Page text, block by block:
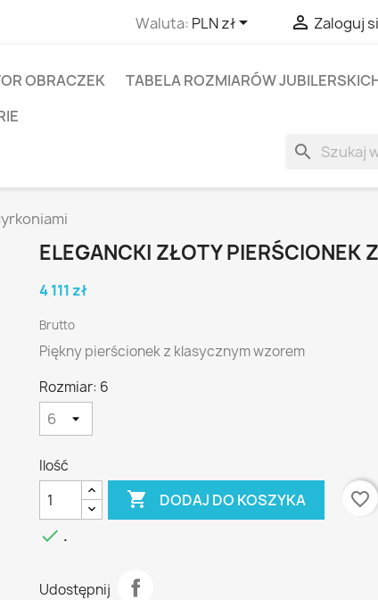
Waluta: PLN zł  Zaloguj
OBRACZEK
TABELA ROZMIARÓW
search
ELEGANCKI ZŁOTY PIERŚCIONEK
4 111 zł
Brutto
Piękny pierścionek z klasycznym wzorem
Rozmiar: 6
Ilość
 DODAJ DO KOSZYKA
favorite_border
 .
Udostępnij